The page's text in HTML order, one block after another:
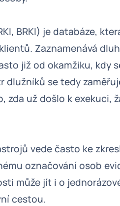
BRKI) je databáze,
Zaznamenává
již od okamžiku, kdy
se tedy
zda už došlo k exekuci,
vede často ke
označování osob
může jít i o
cestou.